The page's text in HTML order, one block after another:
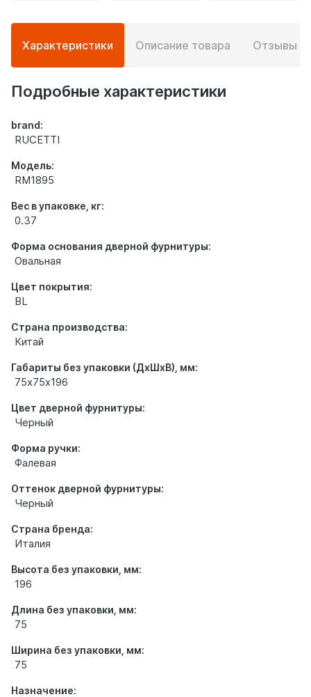
Подробная
информация
о
товаре
Характеристики Описание товара Отзывы
Подробные характеристики
brand:
RUCETTI
Модель:
RM1895
Вес в упаковке, кг:
0.37
Форма основания дверной фурнитуры:
Овальная
Цвет покрытия:
BL
Страна производства:
Китай
Габариты без упаковки (ДхШхВ), мм:
75х75х196
Цвет дверной фурнитуры:
Черный
Форма ручки:
Фалевая
Оттенок дверной фурнитуры:
Черный
Страна бренда:
Италия
Высота без упаковки, мм:
196
Длина без упаковки, мм:
75
Ширина без упаковки, мм:
75
Назначение: